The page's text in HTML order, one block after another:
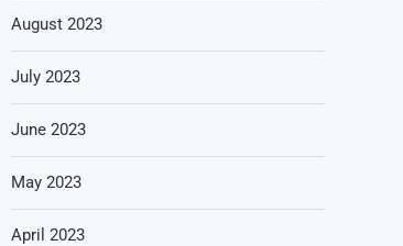
August 2023
July 2023
June 2023
May 2023
April 2023